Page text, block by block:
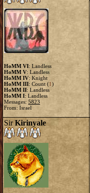
HoMM VI: Landless
HoMM V: Landless
HoMM IV: Knight
HoMM III: Count (1)
HoMM II: Landless
HoMM I: Landless
Messages: 5823
From: Israel
SirKirinyale